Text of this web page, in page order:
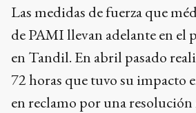
Las medidas de fuerza que
de PAMI llevan adelante en el
en Tandil. En abril pasado
72 horas que tuvo su impacto
en reclamo por una